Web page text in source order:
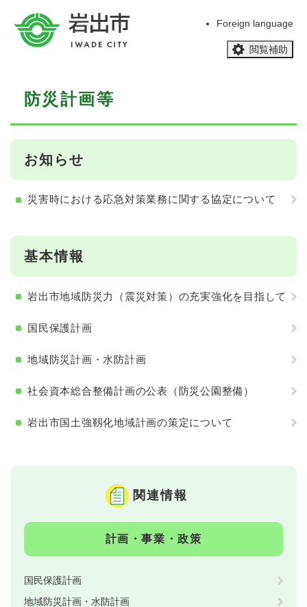
Foreign language
閲覧補助
防災計画等
お知らせ
災害時における応急対策業務に関する協定について
基本情報
岩出市地域防災力（震災対策）の充実強化を目指して
国民保護計画
地域防災計画・水防計画
社会資本総合整備計画の公表（防災公園整備）
岩出市国土強靱化地域計画の策定について
関連情報
計画・事業・政策
国民保護計画
地域防災計画・水防計画